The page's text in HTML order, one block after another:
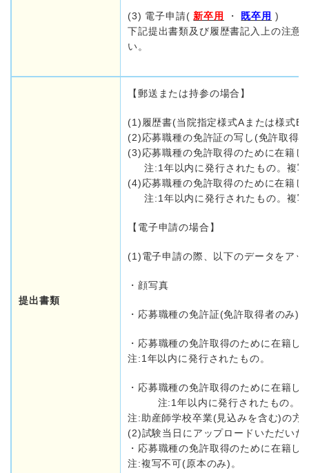
(3) 電子申請( 新卒用 ・ 既卒用 )
下記提出書類及び履歴書記入上の注意
い。
提出書類
【郵送または持参の場合】
(1)履歴書(当院指定様式Aまたは様式B
(2)応募職種の免許証の写し(免許取得
(3)応募職種の免許取得のために在籍
注:1年以内に発行されたもの。複写
(4)応募職種の免許取得のために在籍
注:1年以内に発行されたもの。複写
【電子申請の場合】
(1)電子申請の際、以下のデータをア
・顔写真
・応募職種の免許証(免許取得者のみ)
・応募職種の免許取得のために在籍
注:1年以内に発行されたもの。
・応募職種の免許取得のために在籍し
注:1年以内に発行されたもの。
注:助産師学校卒業(見込みを含む)の方
(2)試験当日にアップロードいただい
・応募職種の免許取得のために在籍
注:複写不可(原本のみ)。